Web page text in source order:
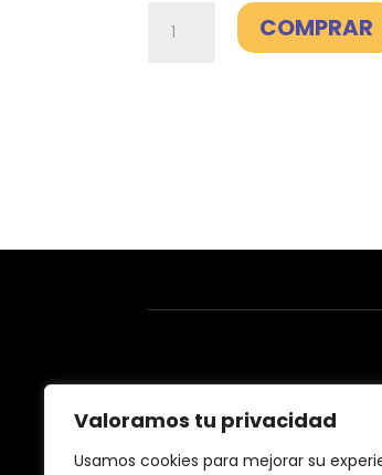
Valoramos tu privacidad
Usamos cookies para mejorar su
100GB
COMPRAR